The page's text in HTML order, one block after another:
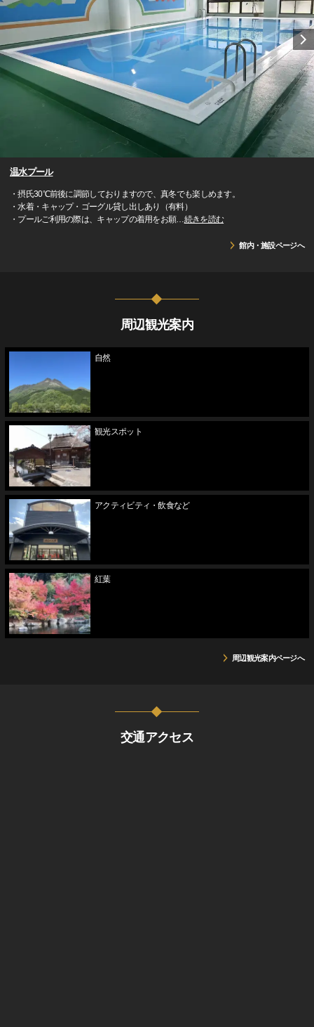
温水プール
・摂氏30℃前後に調節しておりますので、真冬でも楽しめます。
・水着・キャップ・ゴーグル貸し出しあり（有料）
・プールご利用の際は、キャップの着用をお願…続きを読む
館内・施設ページへ
周辺観光案内
自然
観光スポット
アクティビティ・飲食など
紅葉
周辺観光案内ページへ
交通アクセス